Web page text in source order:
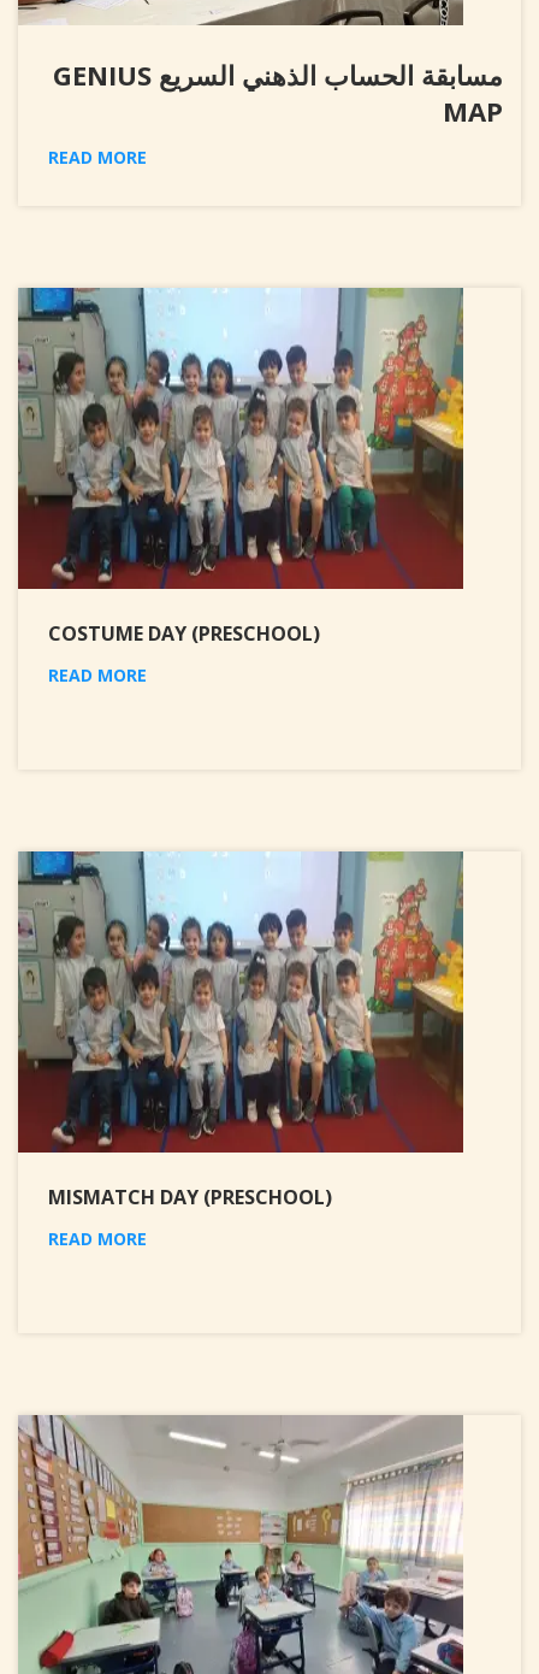
مسابقة الحساب الذهني السريع GENIUS
MAP
READ MORE
COSTUME DAY (PRESCHOOL)
READ MORE
MISMATCH DAY (PRESCHOOL)
READ MORE